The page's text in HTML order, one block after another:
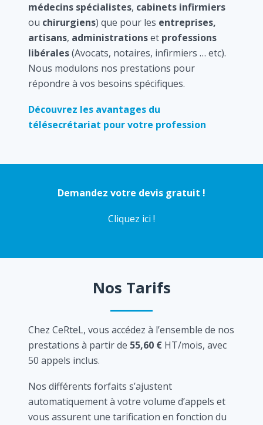
médecins spécialistes, cabinets infirmiers
ou chirurgiens) que pour les entreprises,
artisans, administrationset professions
libérales(Avocats, notaires, infirmiers … etc).
Nous modulons nos prestations pour
répondre à vos besoins spécifiques.
Découvrez les avantages du
télésecrétariat pour votre profession
Demandez votre devis gratuit !
Cliquez ici !
Nos Tarifs
Chez CeRteL, vous accédez à l’ensemble de nos
prestations à partir de 55,60 € HT/mois, avec
50 appels inclus.
Nos différents forfaits s’ajustent
automatiquement à votre volume d’appels et
vous assurent une tarification en fonction du